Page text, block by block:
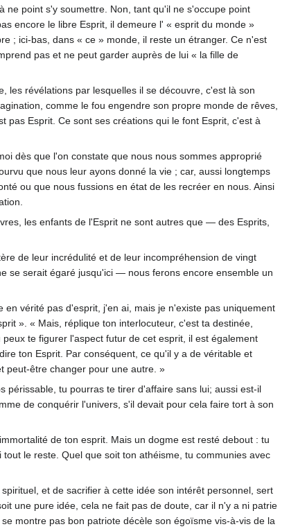
ne point s'y soumettre. Non, tant qu'il ne s'occupe point
encore le libre Esprit, il demeure l' « esprit du monde »
; ici-bas, dans « ce » monde, il reste un étranger. Ce n'est
pas et ne peut garder auprès de lui « la fille de
les révélations par lesquelles il se découvre, c'est là son
comme le fou engendre son propre monde de rêves,
Esprit. Ce sont ses créations qui le font Esprit, c'est à
dès que l'on constate que nous nous sommes approprié
que nous leur ayons donné la vie ; car, aussi longtemps
ou que nous fussions en état de les recréer en nous. Ainsi
les enfants de l'Esprit ne sont autres que — des Esprits,
de leur incrédulité et de leur incompréhension de vingt
se serait égaré jusqu'ici — nous ferons encore ensemble un
vérité pas d'esprit, j'en ai, mais je n'existe pas uniquement
». « Mais, réplique ton interlocuteur, c'est ta destinée,
te figurer l'aspect futur de cet esprit, il est également
ton Esprit. Par conséquent, ce qu'il y a de véritable et
peut-être changer pour une autre. »
périssable, tu pourras te tirer d'affaire sans lui; aussi est-il
de conquérir l'univers, s'il devait pour cela faire tort à son
de ton esprit. Mais un dogme est resté debout : tu
le reste. Quel que soit ton athéisme, tu communies avec
et de sacrifier à cette idée son intérêt personnel, sert
une pure idée, cela ne fait pas de doute, car il n'y a ni patrie
montre pas bon patriote décèle son égoïsme vis-à-vis de la